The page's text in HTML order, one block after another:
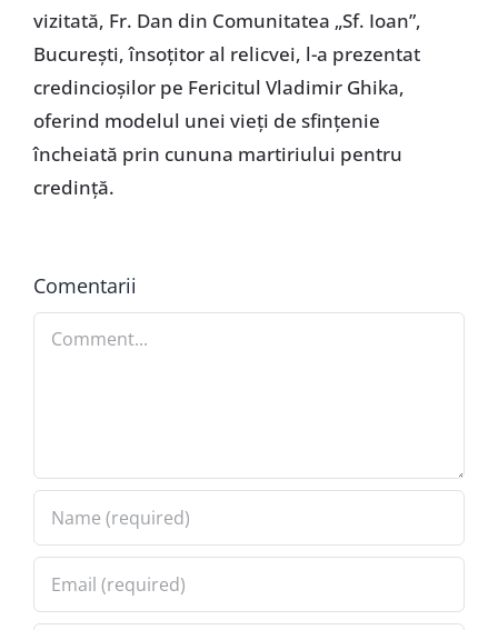
vizitată, Fr. Dan din Comunitatea „Sf. Ioan”,
Bucureşti, însoţitor al relicvei, l-a prezentat
credincioşilor pe Fericitul Vladimir Ghika,
oferind modelul unei vieţi de sfinţenie
încheiată prin cununa martiriului pentru
credinţă.
Comentarii
Comment